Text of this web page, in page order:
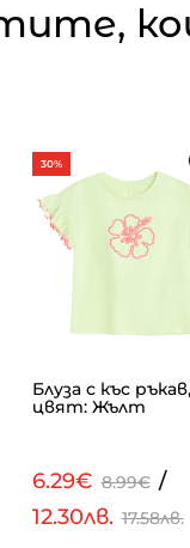
30%
Блуза с къс ръкав,
цвят: Жълт
6.29€ 8.99€ /
12.30лв. 17.58лв.